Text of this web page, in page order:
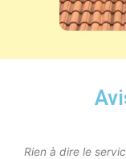
Rien à dire le